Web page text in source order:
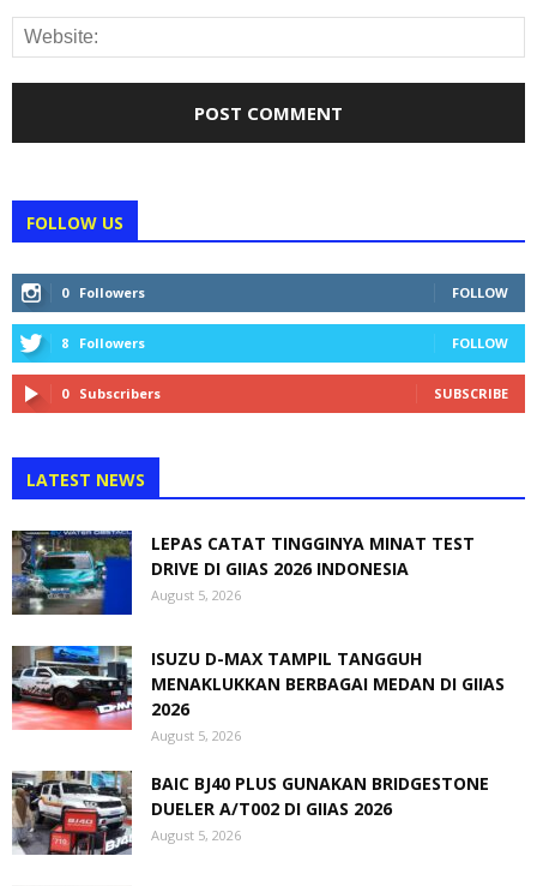
FOLLOW US
0 Followers FOLLOW
8 Followers FOLLOW
0 Subscribers SUBSCRIBE
LATEST NEWS
LEPAS CATAT TINGGINYA MINAT TEST
DRIVE DI GIIAS 2026 INDONESIA
August 5, 2026
ISUZU D-MAX TAMPIL TANGGUH
MENAKLUKKAN BERBAGAI MEDAN DI GIIAS
2026
August 5, 2026
BAIC BJ40 PLUS GUNAKAN BRIDGESTONE
DUELER A/T002 DI GIIAS 2026
August 5, 2026